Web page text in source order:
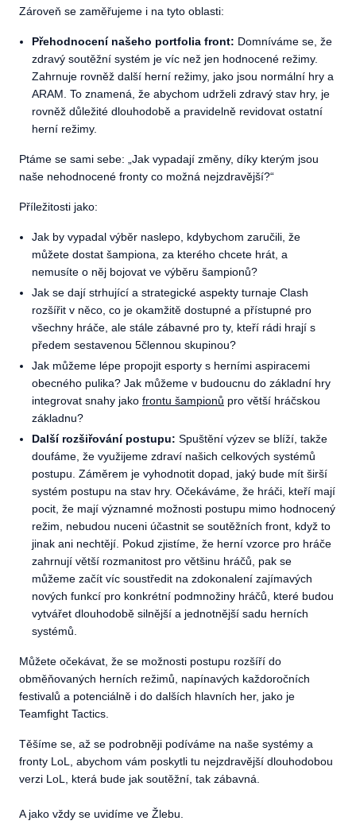
Zároveň se zaměřujeme i na tyto oblasti:
Přehodnocení našeho portfolia front: Domníváme se, že
zdravý soutěžní systém je víc než jen hodnocené režimy.
Zahrnuje rovněž další herní režimy, jako jsou normální hry a
ARAM. To znamená, že abychom udrželi zdravý stav hry, je
rovněž důležité dlouhodobě a pravidelně revidovat ostatní
herní režimy.
Ptáme se sami sebe: „Jak vypadají změny, díky kterým jsou
naše nehodnocené fronty co možná nejzdravější?“
Příležitosti jako:
Jak by vypadal výběr naslepo, kdybychom zaručili, že
můžete dostat šampiona, za kterého chcete hrát, a
nemusíte o něj bojovat ve výběru šampionů?
Jak se dají strhující a strategické aspekty turnaje Clash
rozšířit v něco, co je okamžitě dostupné a přístupné pro
všechny hráče, ale stále zábavné pro ty, kteří rádi hrají s
předem sestavenou 5člennou skupinou?
Jak můžeme lépe propojit esporty s herními aspiracemi
obecného pulika? Jak můžeme v budoucnu do základní hry
integrovat snahy jako frontu šampionů pro větší hráčskou
základnu?
Další rozšiřování postupu: Spuštění výzev se blíží, takže
doufáme, že využijeme zdraví našich celkových systémů
postupu. Záměrem je vyhodnotit dopad, jaký bude mít širší
systém postupu na stav hry. Očekáváme, že hráči, kteří mají
pocit, že mají významné možnosti postupu mimo hodnocený
režim, nebudou nuceni účastnit se soutěžních front, když to
jinak ani nechtějí. Pokud zjistíme, že herní vzorce pro hráče
zahrnují větší rozmanitost pro většinu hráčů, pak se
můžeme začít víc soustředit na zdokonalení zajímavých
nových funkcí pro konkrétní podmnožiny hráčů, které budou
vytvářet dlouhodobě silnější a jednotnější sadu herních
systémů.
Můžete očekávat, že se možnosti postupu rozšíří do
obměňovaných herních režimů, napínavých každoročních
festivalů a potenciálně i do dalších hlavních her, jako je
Teamfight Tactics.
Těšíme se, až se podrobněji podíváme na naše systémy a
fronty LoL, abychom vám poskytli tu nejzdravější dlouhodobou
verzi LoL, která bude jak soutěžní, tak zábavná.
A jako vždy se uvidíme ve Žlebu.